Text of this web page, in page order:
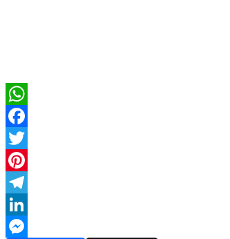
WhatsApp
Facebook
Twitter
Pinterest
Telegram
LinkedIn